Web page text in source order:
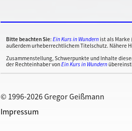
Bitte beachten Sie:Ein Kurs in Wundernist als Marke
außerdem urheberrechtlichem Titelschutz. Nähere
Zusammenstellung, Schwerpunkte und Inhalte
der Rechteinhaber vonEin Kurs in Wundern
© 1996-2026 Gregor Geißmann
Impressum